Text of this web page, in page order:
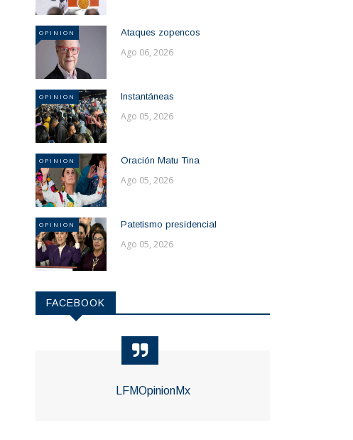
OPINION Ataques zopencos
Ago 06, 2026
OPINION Instantáneas
Ago 05, 2026
OPINION Oración Matu Tina
Ago 05, 2026
OPINION Patetismo presidencial
Ago 05, 2026
FACEBOOK
LFMOpinionMx